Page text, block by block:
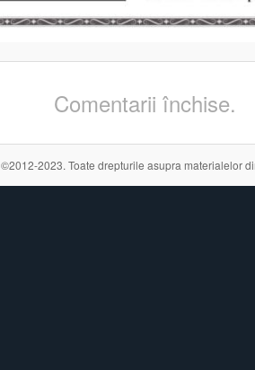
Comentarii închise.
©2012-2023. Toate drepturile asupra materialelor